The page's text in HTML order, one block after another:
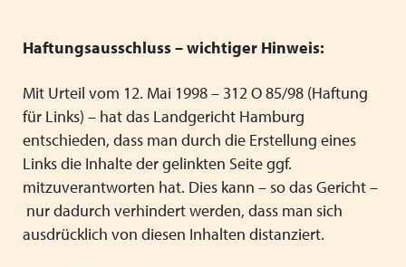
Grundsätze der Arbeit
Präsidium und Geschäftsstelle
Satzung
Links
Schließen
Schließen
VPK-Zeitschrift „Blickpunkt Jugendhilfe“
VPK-Schriftenreihe
Fachbeiträge
VPK-Podcast
Schließen
Finden Sie bundesweit passende
Plätze für Kinder und Jugendliche in
den VPK-Mitgliedseinrichtungen:
www.vpk-einrichtungen.de
Haftungsausschluss – wichtiger Hinweis:
Mit Urteil vom 12. Mai 1998 – 312 O 85/98 (Haftung
für Links) – hat das Landgericht Hamburg
entschieden, dass man durch die Erstellung eines
Links die Inhalte der gelinkten Seite ggf.
mitzuverantworten hat. Dies kann – so das Gericht –
nur dadurch verhindert werden, dass man sich
ausdrücklich von diesen Inhalten distanziert.